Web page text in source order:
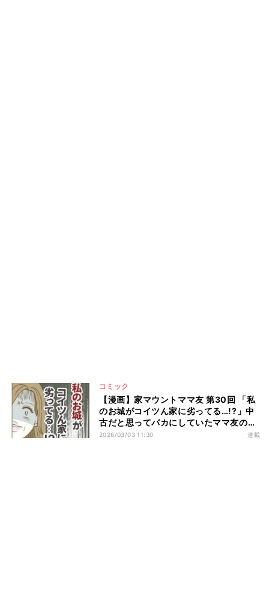
コミック
【漫画】家マウントママ友 第30回 「私
のお城がコイツん家に劣ってる…!?」中
古だと思ってバカにしていたママ友の家
がまさか…
2026/03/03 11:30 連載